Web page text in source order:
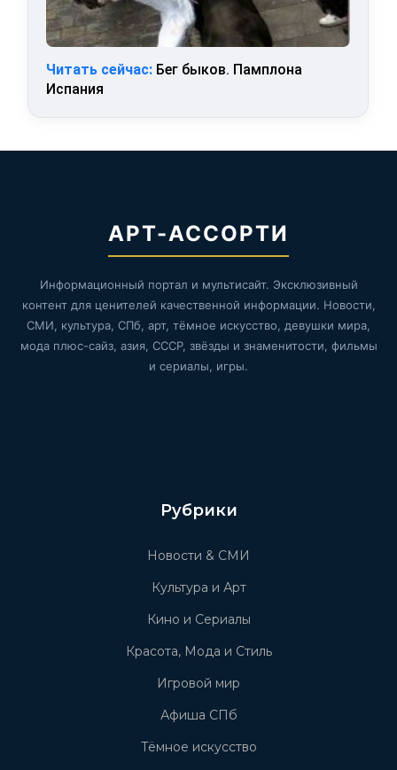
Читать сейчас: Бег быков. Памплона
Испания
АРТ-АССОРТИ
Информационный портал и мультисайт. Эксклюзивный
контент для ценителей качественной информации. Новости,
СМИ, культура, СПб, арт, тёмное искусство, девушки мира,
мода плюс-сайз, азия, СССР, звёзды и знаменитости, фильмы
и сериалы, игры.
Рубрики
Новости & СМИ
Культура и Арт
Кино и Сериалы
Красота, Мода и Стиль
Игровой мир
Афиша СПб
Тёмное искусство